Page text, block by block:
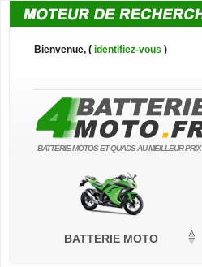
BATTERIE MOTOS ET QUADS AU MEILLEUR PRIX
Bienvenue, ( identifiez-vous )
BATTERIE MOTO